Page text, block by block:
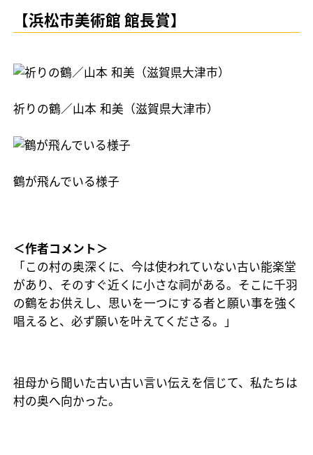
【浜松市美術館 館長賞】
祈りの鶴／山本 和美（滋賀県大津市）
鶴が飛んでいる様子
＜作者コメント＞
「この村の奥深くに、今は使われていない古い能楽堂
があり、そのすぐ近くに小さな祠がある。そこに千羽
の鶴をお供えし、思いを一つにする者と願い事を強く
唱えると、必ず願いを叶えてくださる。」
祖母から聞いた古い古い言い伝えを信じて、私たちは
村の奥へ向かった。